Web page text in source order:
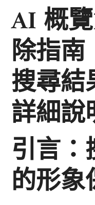
AI 概
除指
搜尋
詳細說
引言
的形